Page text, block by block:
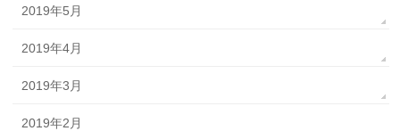
2019年5月
2019年4月
2019年3月
2019年2月